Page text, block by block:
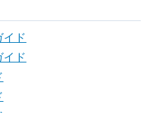
ド
ド